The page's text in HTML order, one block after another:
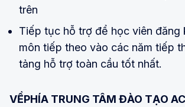
trên
Tiếp tục hỗ trợ để học viên đăng
môn tiếp theo vào các năm tiếp
tảng hỗ trợ toàn cầu tốt nhất.
VỀPHÍA TRUNG TÂM ĐÀO TẠO